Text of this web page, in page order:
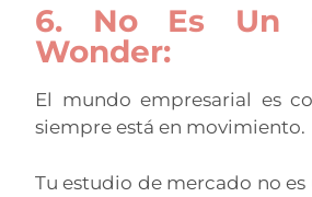
6. No Es Un
Wonder:
El mundo empresarial es
siempre está en movimiento.
Tu estudio de mercado no es